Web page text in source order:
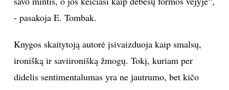
- pasakoja E. Tombak.
Knygos skaitytoją autorė įsivaizduoja kaip smalsų,
ironišką ir saviironišką žmogų. Tokį, kuriam per
didelis sentimentalumas yra ne jautrumo, bet kičo